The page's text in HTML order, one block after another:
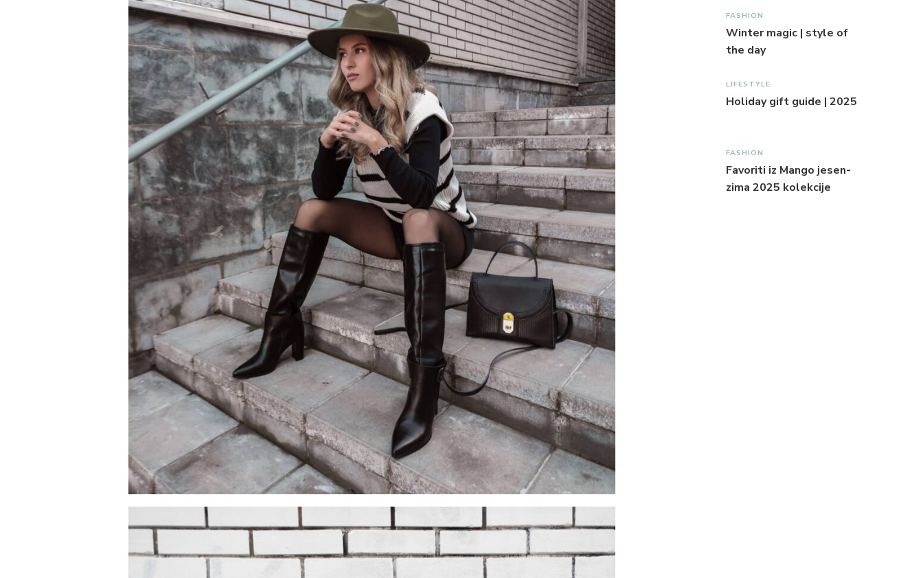
FASHION
Winter magic | style of
the day
LIFESTYLE
Holiday gift guide | 2025
FASHION
Favoriti iz Mango jesen-
zima 2025 kolekcije